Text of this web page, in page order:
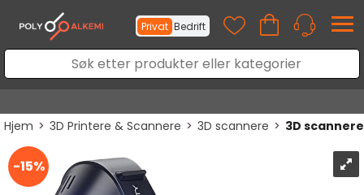
Privat Bedrift
Hjem>3D Printere & Scannere>3D scannere>3D scannere
15%